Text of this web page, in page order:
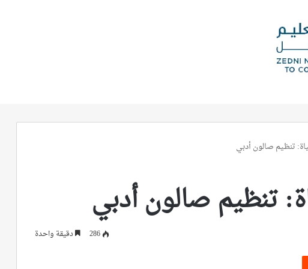
تنظيم صالون أدبي
تنظيم صالون أدبي
286 دقيقة واحدة